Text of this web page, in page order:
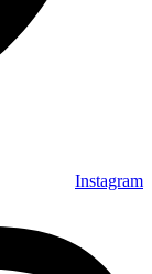
Instagram